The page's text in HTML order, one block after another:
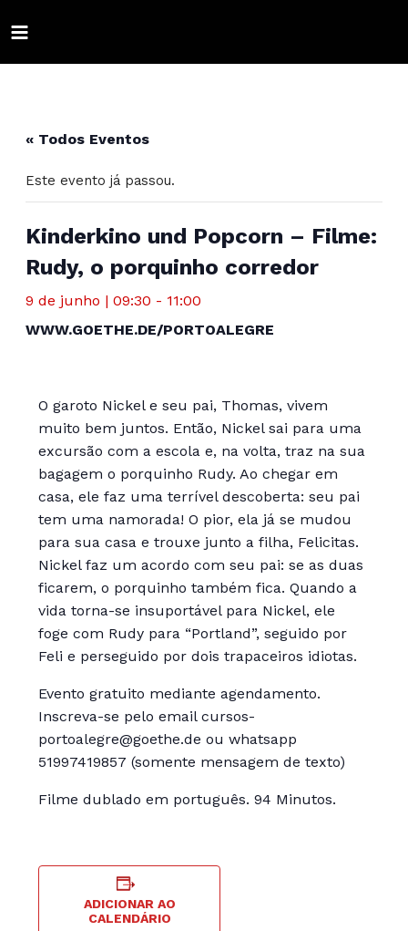
para
conteúdo
« Todos Eventos
Este evento já passou.
Kinderkino und Popcorn – Filme:
Rudy, o porquinho corredor
9 de junho | 09:30 - 11:00
WWW.GOETHE.DE/PORTOALEGRE
O garoto Nickel e seu pai, Thomas, vivem
muito bem juntos. Então, Nickel sai para uma
excursão com a escola e, na volta, traz na sua
bagagem o porquinho Rudy. Ao chegar em
casa, ele faz uma terrível descoberta: seu pai
tem uma namorada! O pior, ela já se mudou
para sua casa e trouxe junto a filha, Felicitas.
Nickel faz um acordo com seu pai: se as duas
ficarem, o porquinho também fica. Quando a
vida torna-se insuportável para Nickel, ele
foge com Rudy para “Portland”, seguido por
Feli e perseguido por dois trapaceiros idiotas.
Evento gratuito mediante agendamento.
Inscreva-se pelo email cursos-
portoalegre@goethe.de ou whatsapp
51997419857 (somente mensagem de texto)
Filme dublado em português. 94 Minutos.
ADICIONAR AO
CALENDÁRIO